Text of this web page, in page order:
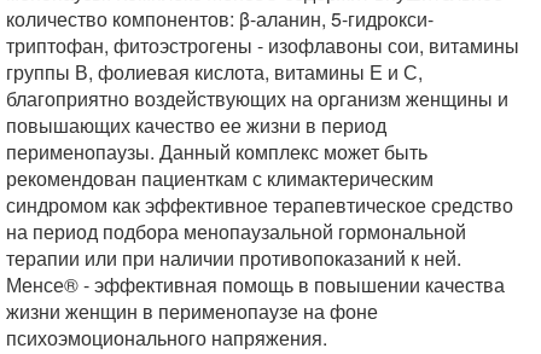
количество компонентов: β-аланин, 5-гидрокси-
триптофан, фитоэстрогены - изофлавоны сои, витамины
группы В, фолиевая кислота, витамины Е и С,
благоприятно воздействующих на организм женщины и
повышающих качество ее жизни в период
перименопаузы. Данный комплекс может быть
рекомендован пациенткам с климактерическим
синдромом как эффективное терапевтическое средство
на период подбора менопаузальной гормональной
терапии или при наличии противопоказаний к ней.
Менсе® - эффективная помощь в повышении качества
жизни женщин в перименопаузе на фоне
психоэмоционального напряжения.